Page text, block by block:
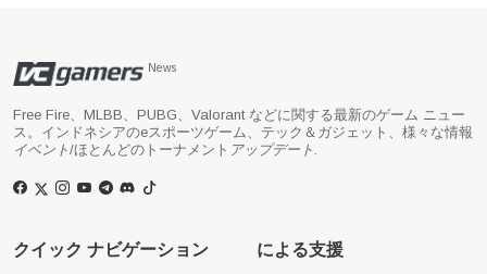
News
Free Fire、MLBB、PUBG、Valorant などに関する最新のゲーム ニュー
ス。インドネシアのeスポーツゲーム、テック＆ガジェット、様々な情報
イベント/ほとんどのトーナメント アップデート .
クイック ナビゲーション による支援